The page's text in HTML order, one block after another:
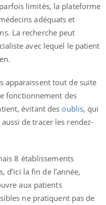
limités, la plateforme
adéquats et
La recherche peut
avec lequel le patient
apparaissent tout de suite
fonctionnement des
évitant des oublis, qui
de tracer les rendez-
8 établissements
la fin de l’année,
aux patients
ne pratiquent pas de